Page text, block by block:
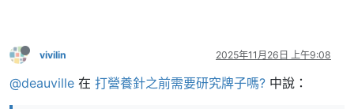
vivilin 2025年11月26日 上午9:08
@deauville 在 打營養針之前需要研究牌子嗎? 中說：